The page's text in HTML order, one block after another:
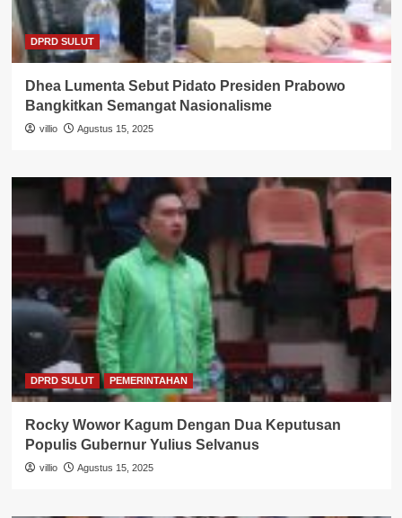
DPRD SULUT
Dhea Lumenta Sebut Pidato Presiden Prabowo
Bangkitkan Semangat Nasionalisme
villio Agustus 15, 2025
DPRD SULUT PEMERINTAHAN
Rocky Wowor Kagum Dengan Dua Keputusan
Populis Gubernur Yulius Selvanus
villio Agustus 15, 2025